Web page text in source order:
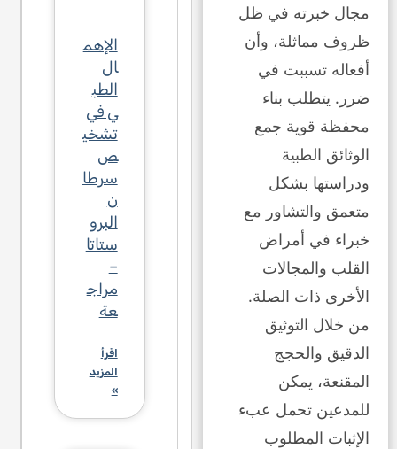
مجال خبرته في ظل
ظروف مماثلة، وأن
أفعاله تسببت في
ضرر. يتطلب بناء
محفظة قوية جمع
الوثائق الطبية
ودراستها بشكل
متعمق والتشاور مع
خبراء في أمراض
القلب والمجالات
الأخرى ذات الصلة.
من خلال التوثيق
الدقيق والحجج
المقنعة، يمكن
للمدعين تحمل عبء
الإثبات المطلوب
الإهم
ال
الطب
ي في
تشخي
ص
سرطا
ن
البرو
ستاتا
–
مراج
عة
اقرأ
المزيد
»